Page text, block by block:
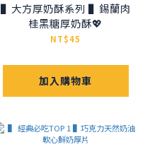
▌大方厚奶酥系列 ▌錫蘭肉
桂黑糖厚奶酥💖
NT$45
加入購物車